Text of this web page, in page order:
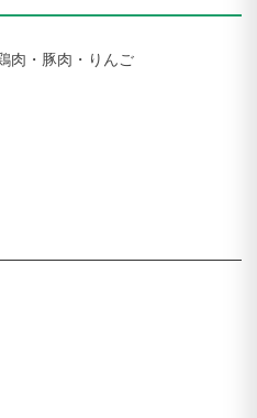
肉・豚肉・りんご